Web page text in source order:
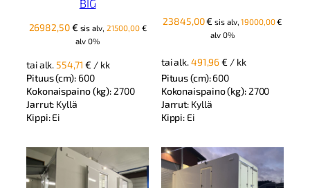
BIG
26982,50€ sis alv, 21500,00 €
alv 0%
tai alk.554,71€ / kk
Pituus (cm): 600
Kokonaispaino (kg):2700
Jarrut: Kyllä
Kippi:Ei
23845,00€ sis alv,19000,00€
alv 0%
tai alk.491,96€ / kk
Pituus (cm):600
Kokonaispaino (kg):2700
Jarrut: Kyllä
Kippi: Ei